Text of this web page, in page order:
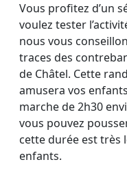
Vous profitez d’un
voulez tester
nous vous
traces des
de Châtel. Cette
amusera vos
marche de 2h30
vous pouvez
cette durée est très
enfants.